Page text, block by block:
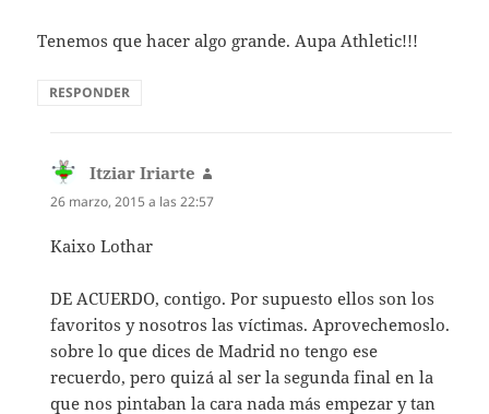
Tenemos que hacer algo grande. Aupa Athletic!!!
RESPONDER
Itziar Iriarte
26 marzo, 2015 a las 22:57
Kaixo Lothar
DE ACUERDO, contigo. Por supuesto ellos son los
favoritos y nosotros las víctimas. Aprovechemoslo.
sobre lo que dices de Madrid no tengo ese
recuerdo, pero quizá al ser la segunda final en la
que nos pintaban la cara nada más empezar y tan